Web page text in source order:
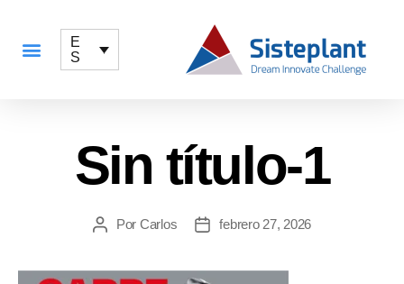
E
S
Sin título-1
Por Carlos febrero 27, 2026